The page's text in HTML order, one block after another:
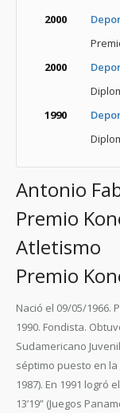
2000
2000
1990
Antonio
Premio
Atletismo
Premio
Nació el 09/05/1966.
1990. Fondista.
Sudamericano
séptimo puesto en la
1987). En 1991 logró
13’19” (Juegos